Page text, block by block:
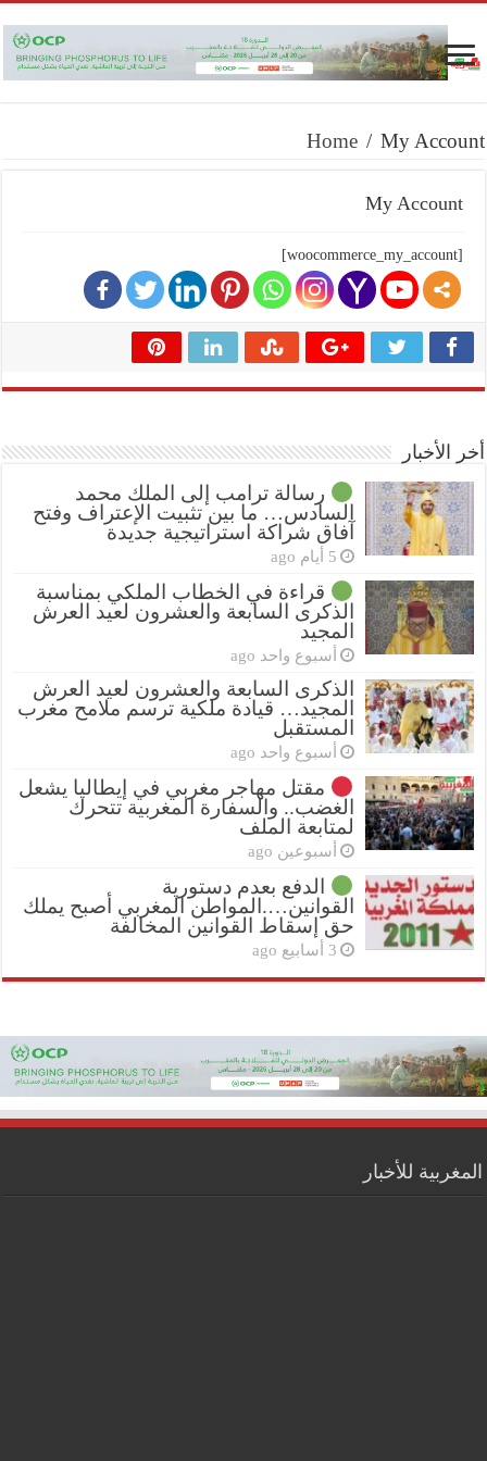
Home / My Account
My Account
[woocommerce_my_account]
أخر الأخبار
رسالة ترامب إلى الملك محمد
السادس… ما بين تثبيت الإعتراف وفتح
آفاق شراكة استراتيجية جديدة
5 أيام ago
قراءة في الخطاب الملكي بمناسبة
الذكرى السابعة والعشرون لعيد العرش
المجيد
أسبوع واحد ago
الذكرى السابعة والعشرون لعيد العرش
المجيد… قيادة ملكية ترسم ملامح مغرب
المستقبل
أسبوع واحد ago
مقتل مهاجر مغربي في إيطاليا يشعل
الغضب.. والسفارة المغربية تتحرك
لمتابعة الملف
أسبوعين ago
الدفع بعدم دستورية
القوانين….المواطن المغربي أصبح يملك
حق إسقاط القوانين المخالفة
3 أسابيع ago
المغربية للأخبار